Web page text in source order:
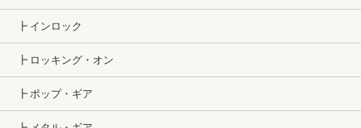
┣ インロック
┣ ロッキング・オン
┣ ポップ・ギア